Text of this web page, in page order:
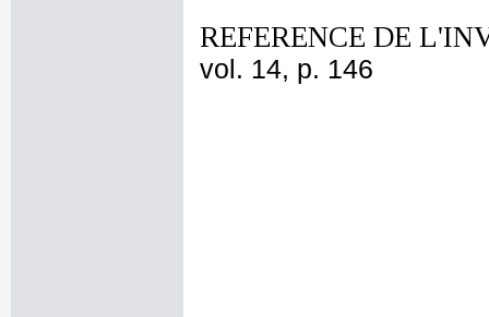
REFERENCE DE
vol. 14, p. 146